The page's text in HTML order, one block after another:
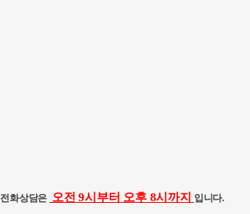
전화상담은 오전 9시부터 오후8시까지 입니다.